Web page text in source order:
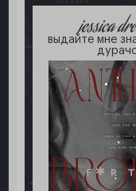
jessica
выдайте мне